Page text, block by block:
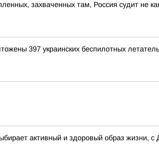
захваченных там, Россия судит не
397 украинских беспилотных
активный и здоровый образ жизни, с